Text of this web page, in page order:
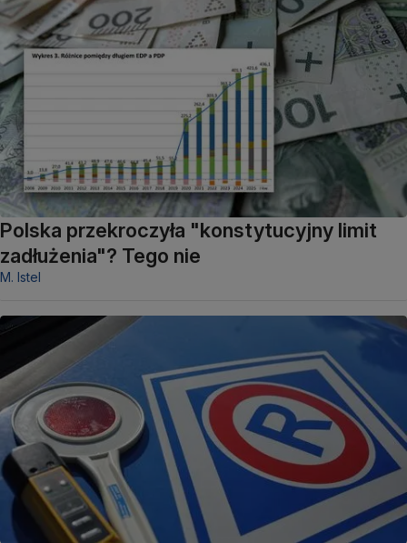
Polska przekroczyła "konstytucyjny limit
zadłużenia"? Tego nie
M. Istel